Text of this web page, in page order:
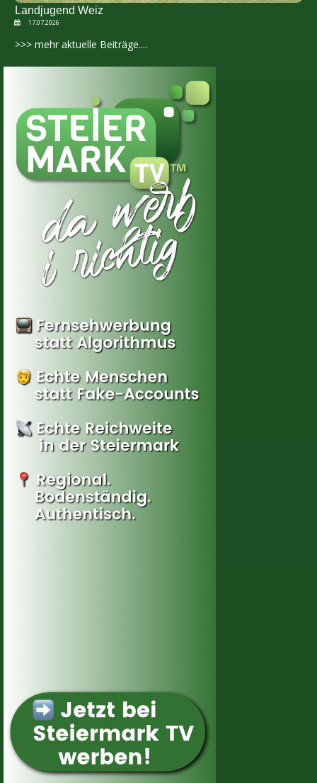
Landjugend Weiz
17.07.2026
>>> mehr aktuelle Beiträge....